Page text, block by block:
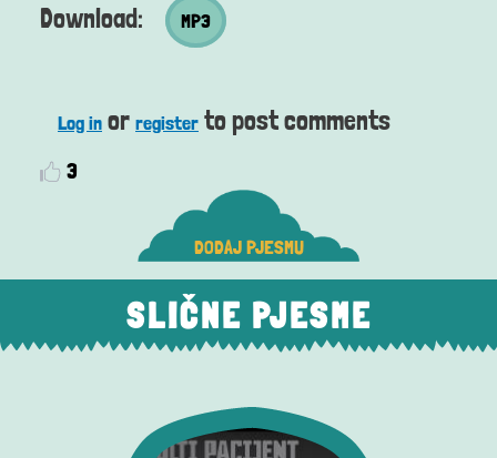
Download: MP3 datoteka
MP3
Log in or register to post comments
3
DODAJ PJESMU
SLIČNE PJESME